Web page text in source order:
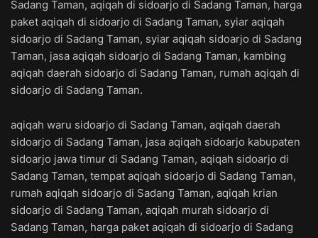
Sadang Taman, aqiqah di sidoarjo di Sadang Taman, harga
paket aqiqah di sidoarjo di Sadang Taman, syiar aqiqah
sidoarjo di Sadang Taman, syiar aqiqah sidoarjo di Sadang
Taman, jasa aqiqah sidoarjo di Sadang Taman, kambing
aqiqah daerah sidoarjo di Sadang Taman, rumah aqiqah di
sidoarjo di Sadang Taman.
aqiqah waru sidoarjo di Sadang Taman, aqiqah daerah
sidoarjo di Sadang Taman, jasa aqiqah sidoarjo kabupaten
sidoarjo jawa timur di Sadang Taman, aqiqah sidoarjo di
Sadang Taman, tempat aqiqah sidoarjo di Sadang Taman,
rumah aqiqah sidoarjo di Sadang Taman, aqiqah krian
sidoarjo di Sadang Taman, aqiqah murah sidoarjo di
Sadang Taman, harga paket aqiqah di sidoarjo di Sadang